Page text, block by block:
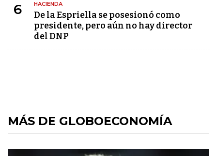
6 HACIENDA
De la Espriella se posesionó como
presidente, pero aún no hay director
del DNP
MÁS DE GLOBOECONOMÍA